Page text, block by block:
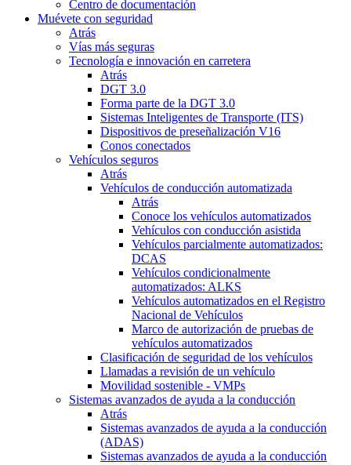
Centro de documentación
Muévete con seguridad
Atrás
Vías más seguras
Tecnología e innovación en carretera
Atrás
DGT 3.0
Forma parte de la DGT 3.0
Sistemas Inteligentes de Transporte (ITS)
Dispositivos de preseñalización V16
Conos conectados
Vehículos seguros
Atrás
Vehículos de conducción automatizada
Atrás
Conoce los vehículos automatizados
Vehículos con conducción asistida
Vehículos parcialmente automatizados:
DCAS
Vehículos condicionalmente
automatizados: ALKS
Vehículos automatizados en el Registro
Nacional de Vehículos
Marco de autorización de pruebas de
vehículos automatizados
Clasificación de seguridad de los vehículos
Llamadas a revisión de un vehículo
Movilidad sostenible - VMPs
Sistemas avanzados de ayuda a la conducción
Atrás
Sistemas avanzados de ayuda a la conducción
(ADAS)
Sistemas avanzados de ayuda a la conducción